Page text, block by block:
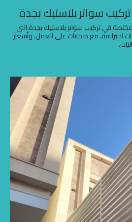
في تركيب سواتر بلاستيك بجدة التي
مع ضمانات على العمل، وأسعار